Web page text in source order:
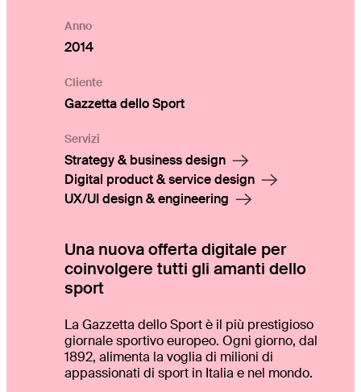
Anno
2014
Cliente
Gazzetta dello Sport
Servizi
Strategy & business design
Digital product & service design
UX/UI design & engineering
Una nuova offerta digitale per
coinvolgere tutti gli amanti dello
sport
La Gazzetta dello Sport è il più prestigioso
giornale sportivo europeo. Ogni giorno, dal
1892, alimenta la voglia di milioni di
appassionati di sport in Italia e nel mondo.